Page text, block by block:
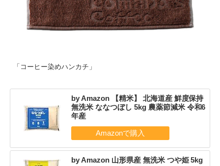
「コーヒー染めハンカチ」
by Amazon 【精米】 北海道産 鮮度保持
無洗米 ななつぼし 5kg 農薬節減米 令和6
年産
by Amazon 山形県産 無洗米 つや姫 5kg